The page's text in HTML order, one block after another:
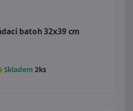
batoh 32x39 cm
Skladem 2ks